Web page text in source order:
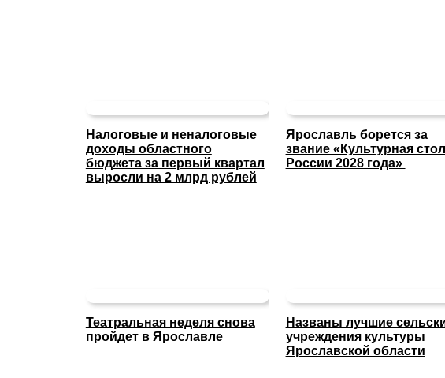
Налоговые и неналоговые
доходы областного
бюджета за первый квартал
выросли на 2 млрд рублей
Ярославль борется за
звание «Культурная
России 2028 года»
Театральная неделя снова
пройдет в Ярославле
Названы лучшие
учреждения культуры
Ярославской области